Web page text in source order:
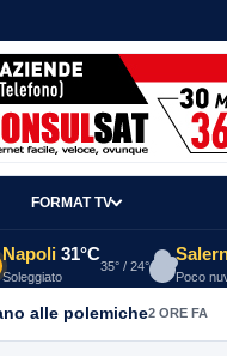
FORMAT TV
Napoli 31°C
Soleggiato
35° / 24°
Poco
alle polemiche2 ORE FA